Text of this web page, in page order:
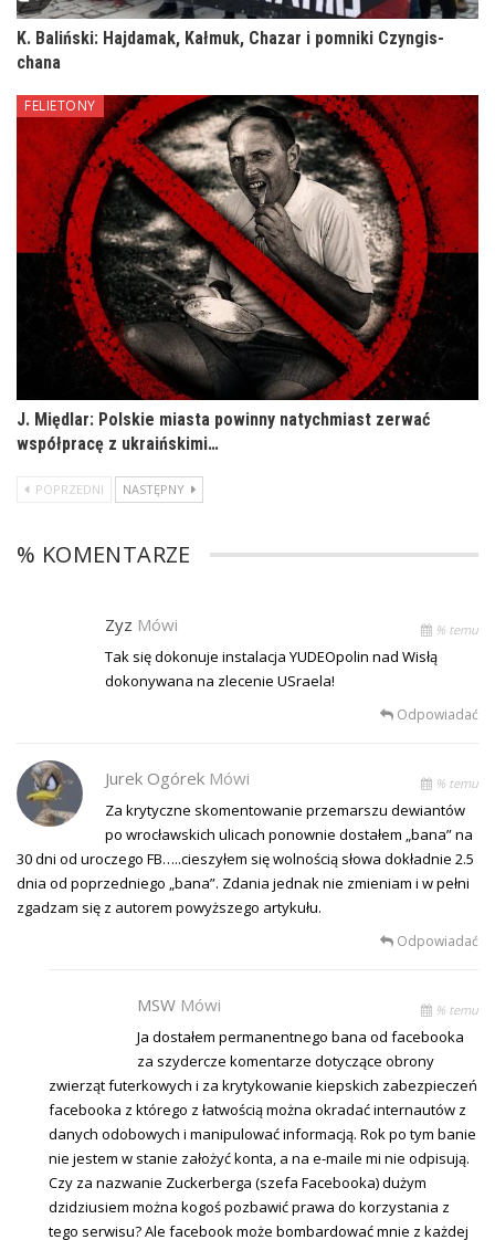
K. Baliński: Hajdamak, Kałmuk, Chazar i pomniki Czyngis-
chana
FELIETONY
J. Międlar: Polskie miasta powinny natychmiast zerwać
współpracę z ukraińskimi…
POPRZEDNI NASTĘPNY
% KOMENTARZE
Zyz Mówi % temu
Tak się dokonuje instalacja YUDEOpolin nad Wisłą
dokonywana na zlecenie USraela!
Odpowiadać
Jurek Ogórek Mówi % temu
Za krytyczne skomentowanie przemarszu dewiantów
po wrocławskich ulicach ponownie dostałem „bana” na
30 dni od uroczego FB…..cieszyłem się wolnością słowa dokładnie 2.5
dnia od poprzedniego „bana”. Zdania jednak nie zmieniam i w pełni
zgadzam się z autorem powyższego artykułu.
Odpowiadać
MSW Mówi % temu
Ja dostałem permanentnego bana od facebooka
za szydercze komentarze dotyczące obrony
zwierząt futerkowych i za krytykowanie kiepskich zabezpieczeń
facebooka z którego z łatwością można okradać internautów z
danych odobowych i manipulować informacją. Rok po tym banie
nie jestem w stanie założyć konta, a na e-maile mi nie odpisują.
Czy za nazwanie Zuckerberga (szefa Facebooka) dużym
dzidziusiem można kogoś pozbawić prawa do korzystania z
tego serwisu? Ale facebook może bombardować mnie z każdej